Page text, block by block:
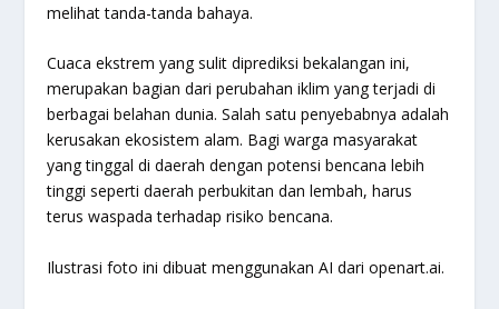
melihat tanda-tanda bahaya.
Cuaca ekstrem yang sulit diprediksi bekalangan ini,
merupakan bagian dari perubahan iklim yang terjadi di
berbagai belahan dunia. Salah satu penyebabnya adalah
kerusakan ekosistem alam. Bagi warga masyarakat
yang tinggal di daerah dengan potensi bencana lebih
tinggi seperti daerah perbukitan dan lembah, harus
terus waspada terhadap risiko bencana.
Ilustrasi foto ini dibuat menggunakan AI dari openart.ai.